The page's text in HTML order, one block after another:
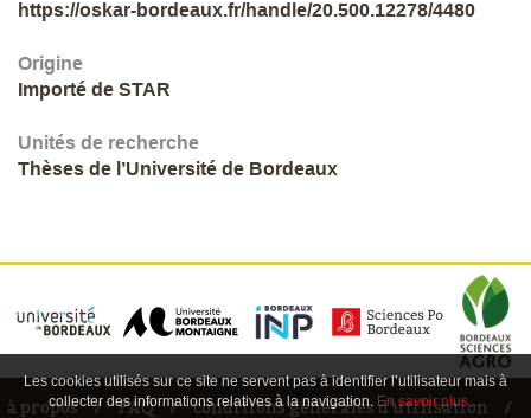
https://oskar-bordeaux.fr/handle/20.500.12278/4480
Origine
Importé de STAR
Unités de recherche
Thèses de l’Université de Bordeaux
à propos FAQ conditions générales d'utilisation
Les cookies utilisés sur ce site ne servent pas à identifier l’utilisateur mais à
collecter des informations relatives à la navigation. En savoir plus…